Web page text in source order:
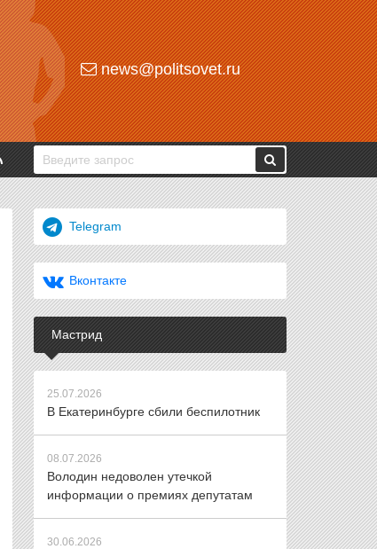
news@politsovet.ru
Telegram
Вконтакте
Мастрид
25.07.2026
В Екатеринбурге сбили беспилотник
08.07.2026
Володин недоволен утечкой
информации о премиях депутатам
30.06.2026